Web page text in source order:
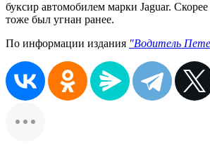
буксир автомобилем марки Jaguar.
тоже был угнан ранее.
По информации издания "Водитель